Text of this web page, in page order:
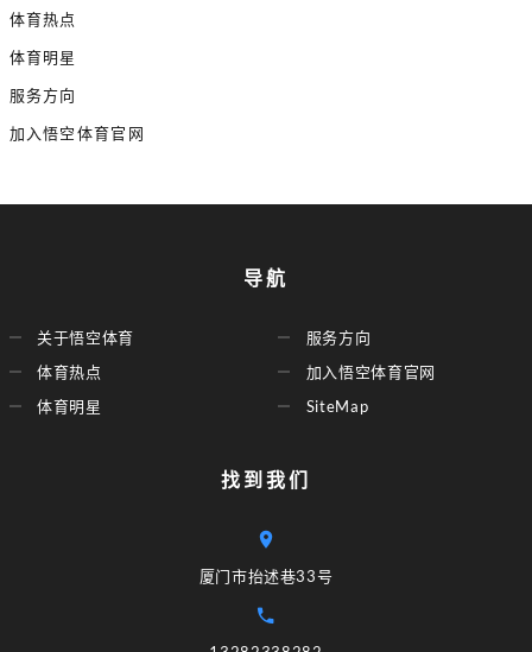
体育热点
体育明星
服务方向
加入悟空体育官网
导航
关于悟空体育
体育热点
体育明星
服务方向
加入悟空体育官网
SiteMap
找到我们
厦门市抬述巷33号